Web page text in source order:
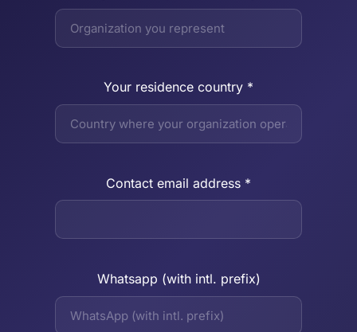
Your residence country *
Contact email address *
Whatsapp (with intl. prefix)